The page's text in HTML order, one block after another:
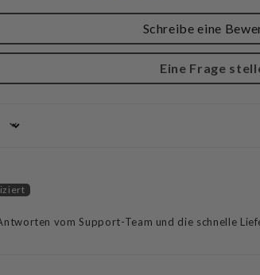
Schreibe eine
Eine Frage
vom Support-Team und die schnelle